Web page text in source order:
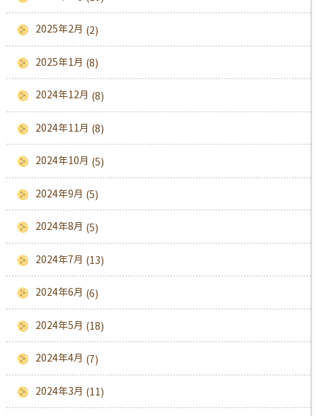
2025年2月 (2)
2025年1月 (8)
2024年12月 (8)
2024年11月 (8)
2024年10月 (5)
2024年9月 (5)
2024年8月 (5)
2024年7月 (13)
2024年6月 (6)
2024年5月 (18)
2024年4月 (7)
2024年3月 (11)